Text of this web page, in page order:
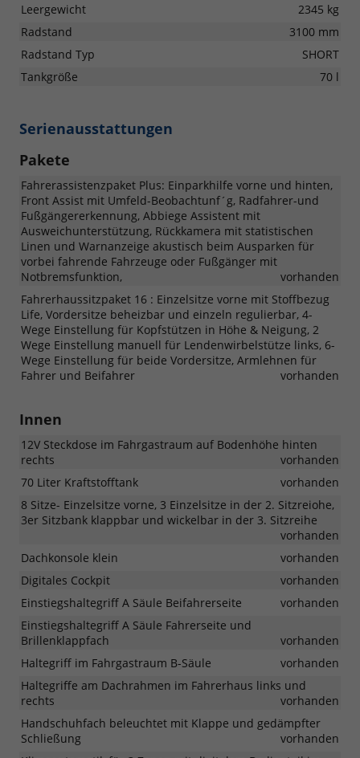
Leergewicht
2345 kg
Radstand
3100 mm
Radstand Typ
SHORT
Tankgröße
70 l
Serienausstattungen
Pakete
Fahrerassistenzpaket Plus: Einparkhilfe vorne und hinten,
Front Assist mit Umfeld-Beobachtunf´g, Radfahrer-und
Fußgängererkennung, Abbiege Assistent mit
Ausweichunterstützung, Rückkamera mit statistischen
Linen und Warnanzeige akustisch beim Ausparken für
vorbei fahrende Fahrzeuge oder Fußgänger mit
Notbremsfunktion,
vorhanden
Fahrerhaussitzpaket 16 : Einzelsitze vorne mit Stoffbezug
Life, Vordersitze beheizbar und einzeln regulierbar, 4-
Wege Einstellung für Kopfstützen in Höhe & Neigung, 2
Wege Einstellung manuell für Lendenwirbelstütze links, 6-
Wege Einstellung für beide Vordersitze, Armlehnen für
Fahrer und Beifahrer
vorhanden
Innen
12V Steckdose im Fahrgastraum auf Bodenhöhe hinten
rechts
vorhanden
70 Liter Kraftstofftank
vorhanden
8 Sitze- Einzelsitze vorne, 3 Einzelsitze in der 2. Sitzreiohe,
3er Sitzbank klappbar und wickelbar in der 3. Sitzreihe
vorhanden
Dachkonsole klein
vorhanden
Digitales Cockpit
vorhanden
Einstiegshaltegriff A Säule Beifahrerseite
vorhanden
Einstiegshaltegriff A Säule Fahrerseite und
Brillenklappfach
vorhanden
Haltegriff im Fahrgastraum B-Säule
vorhanden
Haltegriffe am Dachrahmen im Fahrerhaus links und
rechts
vorhanden
Handschuhfach beleuchtet mit Klappe und gedämpfter
Schließung
vorhanden